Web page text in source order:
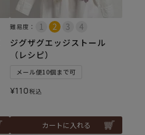
難易度：
ジグザグエッジストール
（レシピ）
メール便10個まで可
¥110税込
カートに入れる